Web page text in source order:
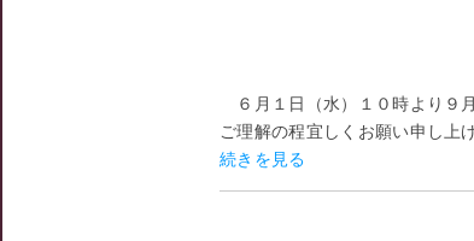
６月１日（水）１０時より
ご理解の程宜しくお願い申し
続きを見る